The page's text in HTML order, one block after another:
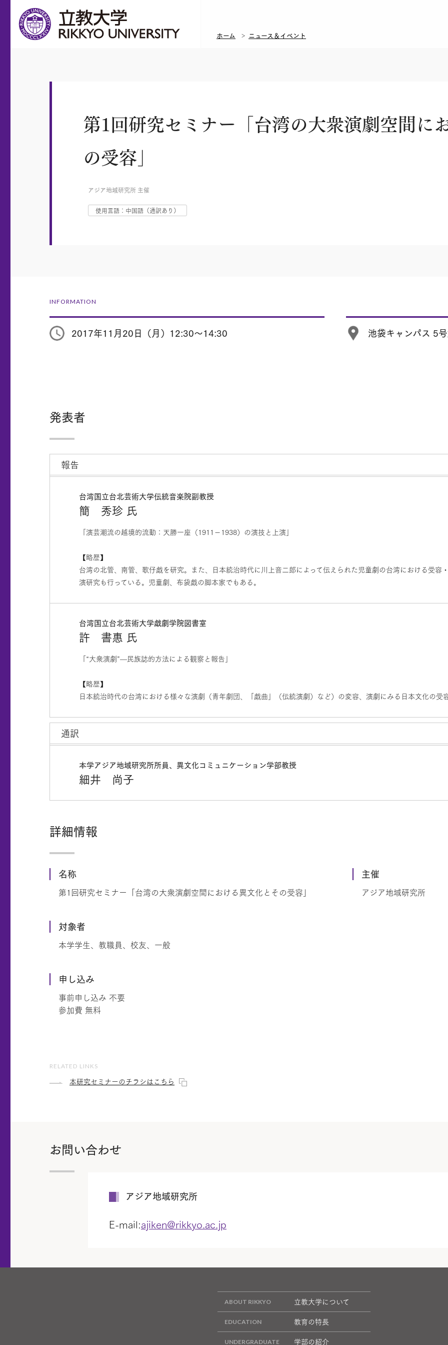
ホーム ニュース＆イベント
第1回研究セミナー「台湾の大衆演劇空間に
の受容」
アジア地域研究所 主催
使用言語：中国語（通訳あり）
INFORMATION
2017年11月20日（月）12:30～14:30 池袋キャンパス 5
発表者
報告
台湾国立台北芸術大学伝統音楽院副教授
簡 秀珍 氏
「演芸潮流の越境的流動：天勝一座（1911－1938）の演技と上演」
【略歴】
台湾の北管、南管、歌仔戯を研究。また、日本統治時代に川上音二郎によって伝えられた児童劇の台湾における受容
演研究も行っている。児童劇、布袋戯の脚本家でもある。
台湾国立台北芸術大学戯劇学院図書室
許 書惠 氏
「“大衆演劇”—民族誌的方法による観察と報告」
【略歴】
日本統治時代の台湾における様々な演劇（青年劇団、「戯曲」（伝統演劇）など）の変容、演劇にみる日本文化の受
通訳
本学アジア地域研究所所員、異文化コミュニケーション学部教授
細井 尚子
詳細情報
名称
第1回研究セミナー「台湾の大衆演劇空間における異文化とその受容」
対象者
本学学生、教職員、校友、一般
申し込み
事前申し込み 不要
参加費 無料
主催
アジア地域研究所
RELATED LINKS
本研究セミナーのチラシはこちら
お問い合わせ
アジア地域研究所
E-mail:ajiken@rikkyo.ac.jp
立教大学について
教育の特長
学部の紹介